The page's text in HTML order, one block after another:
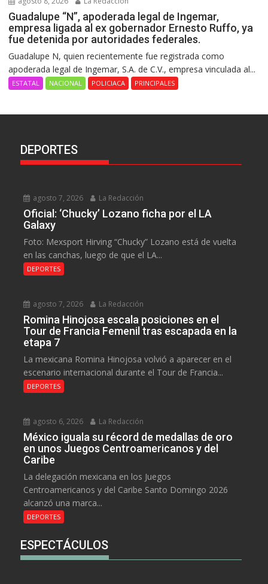
Guadalupe “N”, apoderada legal de Ingemar,
empresa ligada al ex gobernador Ernesto Ruffo, ya
fue detenida por autoridades federales.
Guadalupe N, quien recientemente fue registrada como
apoderada legal de Ingemar, S.A. de C.V., empresa vinculada al...
ESTATAL NACIONAL POLICIACA PRINCIPALES
DEPORTES
agosto 7, 2026 La Redacción
Oficial: ‘Chucky’ Lozano ficha por el LA
Galaxy
Foto: Mexsport Hirving “Chucky” Lozano está de vuelta
en las canchas, luego de que el LA...
DEPORTES
agosto 7, 2026 La Redacción
Romina Hinojosa escala posiciones en el
Tour de Francia Femenil tras escapada en la
etapa 7
La mexicana Romina Hinojosa volvió a aparecer en el
escenario internacional durante el Tour de Francia...
DEPORTES
agosto 6, 2026 La Redacción
México iguala su récord de medallas de oro
en unos Juegos Centroamericanos y del
Caribe
La delegación mexicana en los Juegos
Centroamericanos y del Caribe Santo Domingo 2026
alcanzó una marca...
DEPORTES
ESPECTÁCULOS